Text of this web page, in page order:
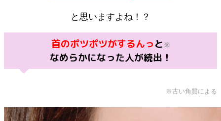
と思いますよね！？
首のポツポツがするんっと ※
なめらかになった人が続出！
※古い角質による